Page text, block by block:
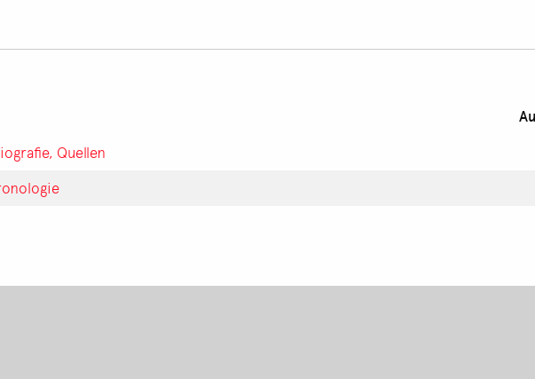
Quellen